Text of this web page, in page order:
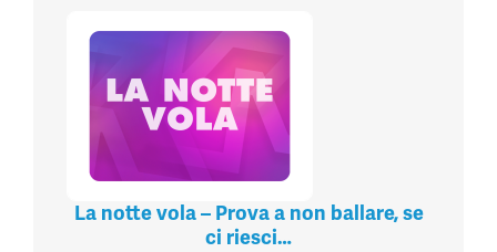
La notte vola – Prova a non ballare, se
ci riesci…